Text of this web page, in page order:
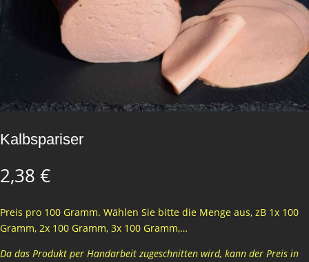
Kalbspariser
2,38 €
Preis pro 100 Gramm. Wählen Sie bitte die Menge aus, zB 1x 100
Gramm, 2x 100 Gramm, 3x 100 Gramm,…
Da das Produkt per Handarbeit zugeschnitten wird, kann der Preis in